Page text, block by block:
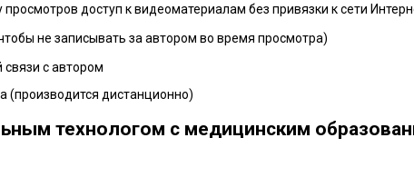
доступ к видеоматериалам без привязки к сети
не записывать за автором во время просмотра)
с автором
(производится дистанционно)
технологом с медицинским